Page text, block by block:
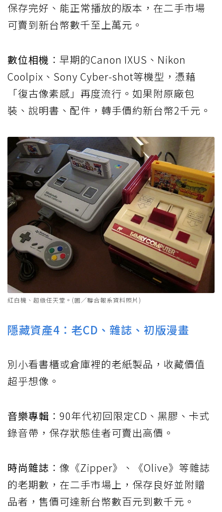
保存完好、能正常播放的版本，在二手市場
可賣到新台幣數千至上萬元。
數位相機 ：早期的Canon IXUS、Nikon
Coolpix、Sony Cyber-shot等機型，憑藉
「復古像素感」再度流行。如果附原廠包
裝、說明書、配件，轉手價約新台幣2千元。
紅白機、超級任天堂。(圖／聯合報系資料照片)
隱藏資產4：老CD、雜誌、初版漫畫
別小看書櫃或倉庫裡的老紙製品，收藏價值
超乎想像。
音樂專輯 ：90年代初回限定CD、黑膠、卡式
錄音帶，保存狀態佳者可賣出高價。
時尚雜誌 ：像《Zipper》、《Olive》等雜誌
的老期數，在二手市場上，保存良好並附贈
品者，售價可達新台幣數百元到數千元。